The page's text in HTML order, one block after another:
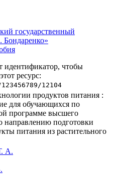
государственный
идентификатор, чтобы
ресурс:
12104
продуктов питания :
для обучающихся по
программе высшего
направлению подготовки
питания из растительного
А.